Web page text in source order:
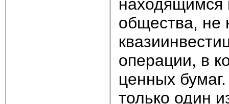
находящимся
общества, не
операции, в
ценных
только один